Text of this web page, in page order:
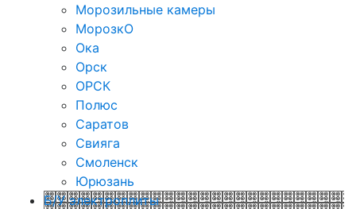
Морозильные камеры
МорозкО
Ока
Орск
ОРСК
Полюс
Саратов
Свияга
Смоленск
Юрюзань
Б/У электроплиты